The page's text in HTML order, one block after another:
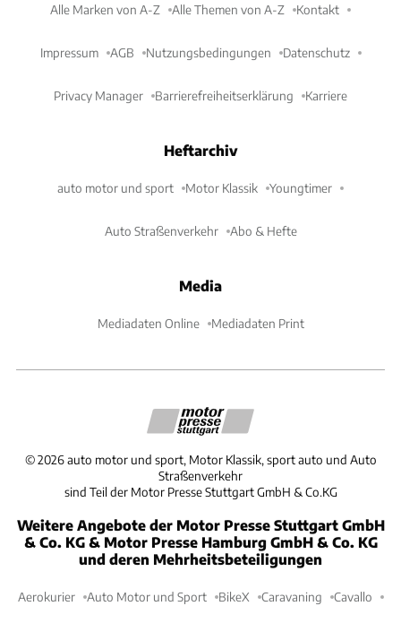
Alle Marken von A-Z Alle Themen von A-Z Kontakt
Impressum AGB Nutzungsbedingungen Datenschutz
Privacy Manager Barrierefreiheitserklärung Karriere
Heftarchiv
auto motor und sport Motor Klassik Youngtimer
Auto Straßenverkehr Abo & Hefte
Media
Mediadaten Online Mediadaten Print
©2026 auto motor und sport, Motor Klassik, sport auto und Auto
Straßenverkehr
sind Teil der Motor Presse Stuttgart GmbH & Co.KG
Weitere Angebote der Motor Presse Stuttgart GmbH
& Co. KG & Motor Presse Hamburg GmbH & Co. KG
und deren Mehrheitsbeteiligungen
Aerokurier Auto Motor und Sport BikeX Caravaning Cavallo